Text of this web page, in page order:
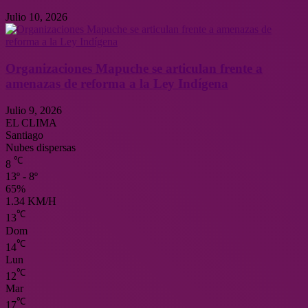
Julio 10, 2026
Organizaciones Mapuche se articulan frente a
amenazas de reforma a la Ley Indígena
Julio 9, 2026
EL CLIMA
Santiago
Nubes dispersas
8 ℃
13º - 8º
65%
1.34 KM/H
13℃
Dom
14℃
Lun
12℃
Mar
17℃